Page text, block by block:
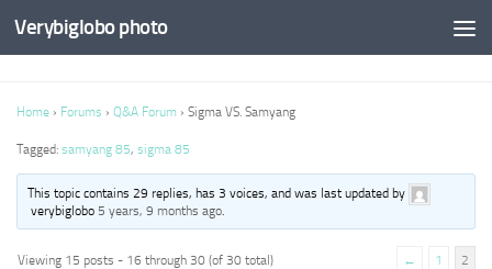
Verybiglobo photo
Home › Forums › Q&A Forum › Sigma VS. Samyang
Tagged: samyang 85, sigma 85
This topic contains 29 replies, has 3 voices, and was last updated by
verybiglobo 5 years, 9 months ago.
Viewing 15 posts - 16 through 30 (of 30 total) ← 1 2